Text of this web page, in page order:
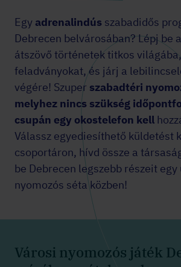
Egy adrenalindús szabadidős
Debrecen belvárosában? Lépj be
átszövő történetek titkos
feladványokat, és járj a
végére! Szuper szabadtéri
melyhez nincs szükség
csupán egy okostelefon kell
Válassz egyediesíthető küldetést
csoportáron, hívd össze a
be Debrecen legszebb részeit egy
nyomozós séta közben!
Városi nyomozós játék